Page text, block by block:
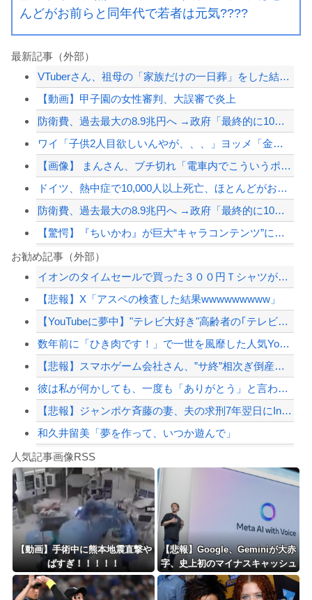
んどがお前らと同年代で若者は元気????
最新記事（外部）
VTuberさん、祖母の「家族だけの一日葬」をした結果ｗｗｗｗｗｗｗ
【動画】甲子園の女性審判、大誤審で炎上
防衛費、過去最大の8.9兆円へ →政府「最終的に10兆円規模になる可能性」
ワイ「子供2人目欲しいんやが、、、」ヨッメ「金は？育児は？私の仕事は？キャリアは...
【画像】 まんさん、ブチ切れ「電車内でこういうポジのおじ、ガチでイラネ」→
ドイツ、熱中症で10,000人以上死亡、ほとんどがお前らと同年代で若者は元気💪
防衛費、過去最大の8.9兆円へ →政府「最終的に10兆円規模になる可能性」
【驚愕】『ちいかわ』が巨大“キャラコンテンツ”になった理由
【完結編】友人から俺の嫁と子が不審な男と歩いてると聞いた俺。単身赴任先から興信所...
【地震】東京練馬区で震度2、千葉や神奈川でも揺れ…お前ら気付いた？
ジャンポケ斎藤と代理人のやりとり、「地獄すぎて完全にコントになってる……」と衝撃...
【配信者】「金バエ」のSNS更新が1週間途絶え、様々な憶測が飛び交う。1週間ぶり...
【緊急速報】NYで警官が黒人男性の首を絞め、暴動第二波不可避へ
Powered by livedoor 相互RSS
お勧め記事（外部）
イオンのタイムセールで買った３００円Ｔシャツがもうすぐ６才を迎えようとしています...
【悲報】X「アスペの検査した結果wwwwwwwww」
【YouTubeに夢中】"テレビ大好き"高齢者の｢テレビ離れ｣が始まった
数年前に「ひき肉です！」で一世を風靡した人気YouTuber『ちょんまげ小僧』さ...
【悲報】スマホゲーム会社さん、”サ終”相次ぎ倒産しまくってる模様
彼は私が何かしても、一度も「ありがとう」と言わない
【悲報】ジャンポケ斉藤の妻、夫の求刑7年翌日にInstagram更新「楽しすぎた...
和久井留美「夢を作って、いつか遊んで」
【動画】タイのティパンコーン王子が日本人女性とデートか？
8/4のニュース
日本旅行キャンセルすべきか…1万年ぶり史上最大級の火山の兆し＝韓国の反応
更新中止のお知らせ
海外「おめでとうタキ！」リヴァプール南野がバースデーゴール！！
人気記事画像RSS
【動画】手術中に熊本地震直撃や
ばすぎ！！！！！
【悲報】Google、Geminiが大赤
字、史上初のマイナスキャッシュ
フローに陥る・・・